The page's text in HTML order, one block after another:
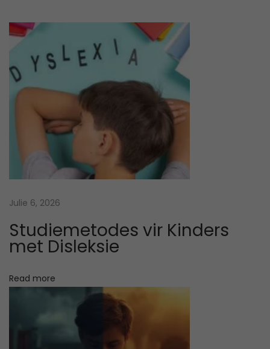
9
:
o
w
e
n
r
Julie 6, 2026
Studiemetodes vir Kinders
met Disleksie
Read more